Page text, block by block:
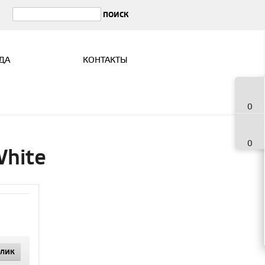
КОНТАКТЫ
0
0